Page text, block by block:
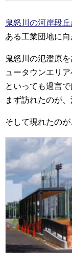
鬼怒川の河岸段
ある工業団地に向
鬼怒川の氾濫原
ュータウンエリ
といっても過言
まず訪れたのが、
そして現れたの